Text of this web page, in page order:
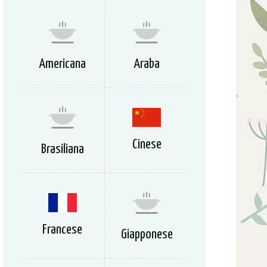
Americana Araba
Brasiliana Cinese
Francese Giapponese